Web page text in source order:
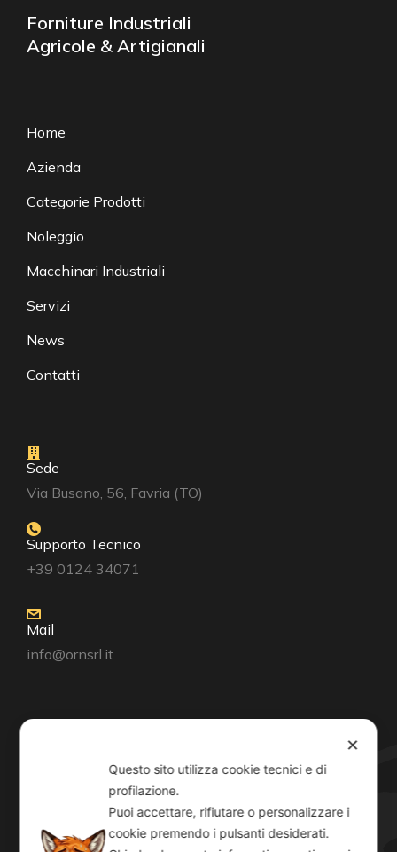
Forniture Industriali
Agricole & Artigianali
Home
Azienda
Categorie Prodotti
Noleggio
Macchinari Industriali
Servizi
News
Contatti
Sede
Via Busano, 56, Favria (TO)
Supporto Tecnico
+39 0124 34071
Mail
info@ornsrl.it
Orari
✕
Questo sito utilizza cookie tecnici e di
profilazione.
Puoi accettare, rifiutare o personalizzare i
cookie premendo i pulsanti desiderati.